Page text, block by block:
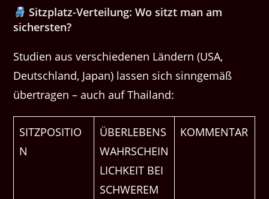
Sitzplatz-Verteilung: Wo sitzt man am
sichersten?
Studien aus verschiedenen Ländern (USA,
Deutschland, Japan) lassen sich sinngemäß
übertragen – auch auf Thailand:
SITZPOSITIO
N
ÜBERLEBENS
WAHRSCHEIN
LICHKEIT BEI
SCHWEREM
KOMMENTAR